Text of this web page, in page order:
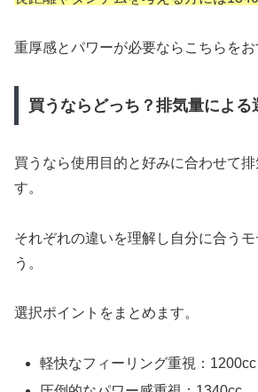
重厚感とパワーが必要ならこちらをお
買うならどっち？排気量による
買うなら使用目的と好みに合わせて
す。
それぞれの違いを理解し自分に合う
う。
選択ポイントをまとめます。
軽快なフィーリング重視：1200cc